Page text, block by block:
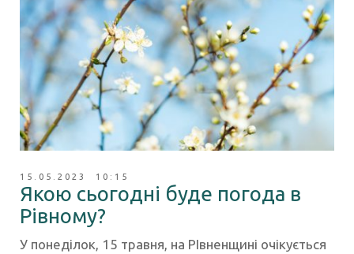
15.05.2023 10:15
Якою сьогодні буде погода в
Рівному?
У понеділок, 15 травня, на РІвненщині очікується